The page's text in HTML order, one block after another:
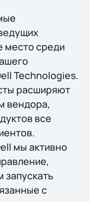
место среди
Technologies.
расширяют
вендора,
все
мы активно
с